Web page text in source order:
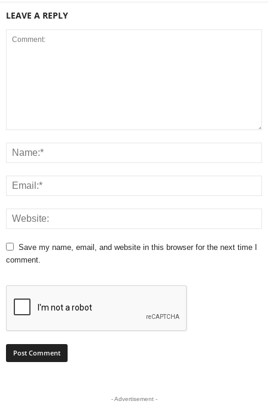
LEAVE A REPLY
Save my name, email, and website in this browser for the next time I
comment.
- Advertisement -